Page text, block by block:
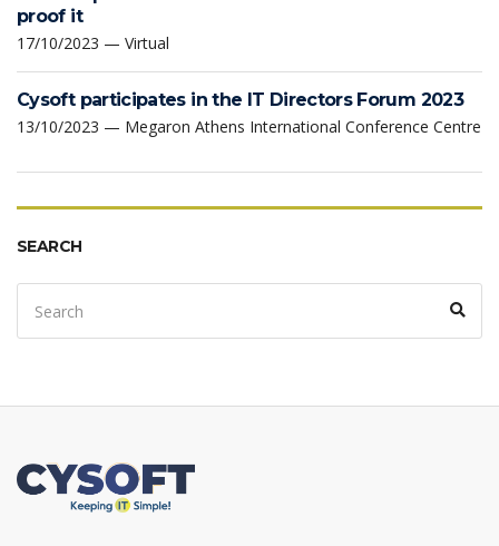
proof it
17/10/2023 — Virtual
Cysoft participates in the IT Directors Forum 2023
13/10/2023 — Megaron Athens International Conference Centre
SEARCH
Search
for: